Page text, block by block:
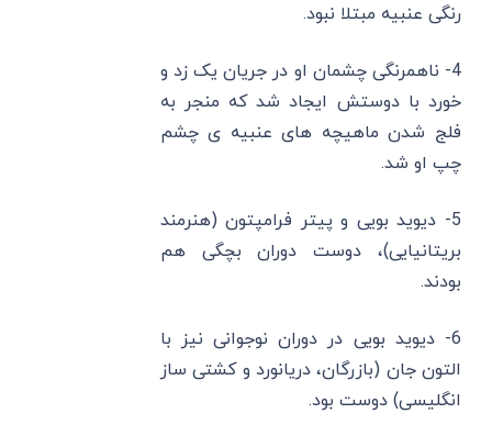
رنگی عنبیه مبتلا نبود.
4- ناهمرنگی چشمان او در جریان یک زد و
خورد با دوستش ایجاد شد که منجر به
فلج شدن ماهیچه های عنبیه ی چشم
چپ او شد.
5- دیوید بویی و پیتر فرامپتون (هنرمند
بریتانیایی)، دوست دوران بچگی هم
بودند.
6- دیوید بویی در دوران نوجوانی نیز با
التون جان (بازرگان، دریانورد و کشتی ساز
انگلیسی) دوست بود.